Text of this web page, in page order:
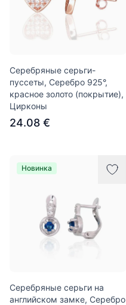
Серебряные серьги-
пуссеты, Серебро 925°,
красное золото (покрытие),
Цирконы
24.08 €
Новинка
Серебряные серьги на
английском замке, Серебро